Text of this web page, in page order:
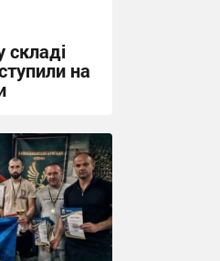
складі
на